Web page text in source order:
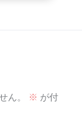
ん。 ※ が付